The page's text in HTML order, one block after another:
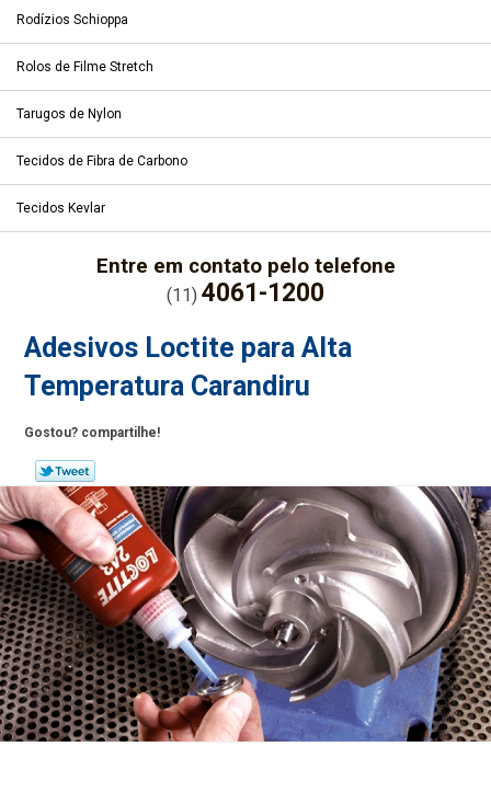
Rodízios Schioppa
Rolos de Filme Stretch
Tarugos de Nylon
Tecidos de Fibra de Carbono
Tecidos Kevlar
Entre em contato pelo telefone
(11) 4061-1200
Adesivos Loctite para Alta
Temperatura Carandiru
Gostou? compartilhe!